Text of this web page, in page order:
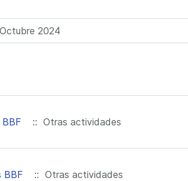
2024
:: Otras actividades
BBF :: Otras actividades